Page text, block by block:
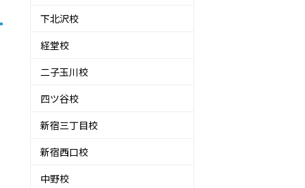
下北沢校
経堂校
二子玉川校
四ツ谷校
新宿三丁目校
新宿西口校
中野校